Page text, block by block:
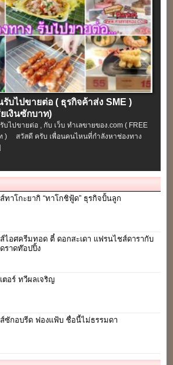
บไปขายต่อ ( ธุรกิจค้าส่ง SME )
เงินซักบาท)
บไปขายต่อ , กับ เว็บ ทำเลขายของ.com ( FREE
ท ) สวัสดี ครับ เพื่อนคนไหนที่กำลังหาช่องทาง
ทาโกะยากิ “ทาโกชิฟู้ด” ธุรกิจปั้นลูก
ไอศครีมทอด ตี๋ ดอกสะเดา แฟรนไชส์ดารากับ
ราดท๊อปปิ้ง
ตอร์ ทวีผลเจริญ
ซักอบรีด ฟองแฟ้บ ชื่อนี้ไม่ธรรมดา